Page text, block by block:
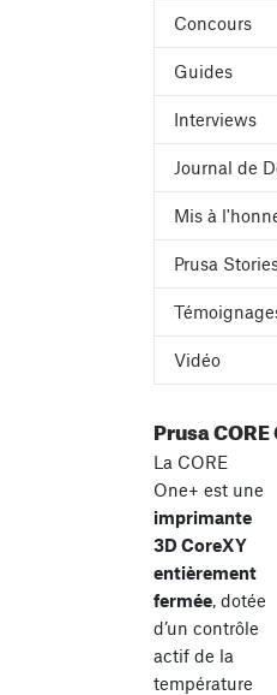
Concours
Guides
Interviews
Journal de
Mis à
Prusa
Vidéo
Prusa
La CORE
One+ est une
imprimante
3D CoreXY
entièrement
fermée, dotée
d’un contrôle
actif de la
température